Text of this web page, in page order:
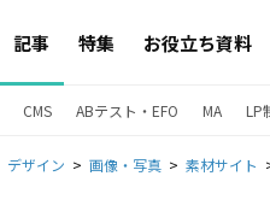
記事 特集 お役立ち資料
CMS ABテスト・EFO MA LP
デザイン 画像・写真 素材サイト